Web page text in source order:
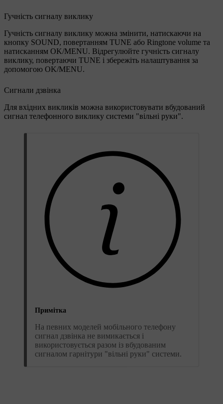
Гучність сигналу виклику
Гучність сигналу виклику можна змінити, натискаючи на
кнопку SOUND, повертанням TUNE або Ringtone volume та
натисканням OK/MENU. Відрегулюйте гучність сигналу
виклику, повертаючи TUNE і збережіть налаштування за
допомогою OK/MENU.
Сигнали дзвінка
Для вхідних викликів можна використовувати вбудований
сигнал телефонного виклику системи "вільні руки".
Примітка
На певних моделей мобільного телефону
сигнал дзвінка не вимикається і
використовується разом із вбудованим
сигналом гарнітури "вільні руки" системи.